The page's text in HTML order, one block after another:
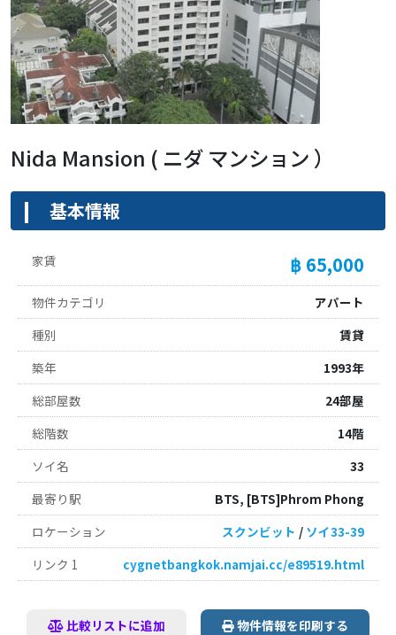
Nida Mansion ( ニダ マンション ）
基本情報
家賃 ฿ 65,000
物件カテゴリ
アパート
種別
賃貸
築年
1993年
総部屋数
24部屋
総階数
14階
ソイ名
33
最寄り駅
BTS, [BTS]Phrom Phong
ロケーション
スクンビット / ソイ33-39
リンク 1
cygnetbangkok.namjai.cc/e89519.html
比較リストに追加 物件情報を印刷する